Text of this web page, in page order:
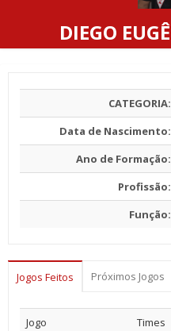
DIEGO
CATEGORIA:
Data de Nascimento:
Ano de Formação:
Profissão:
Função:
Jogos Feitos Próximos Jogos
Jogo Times